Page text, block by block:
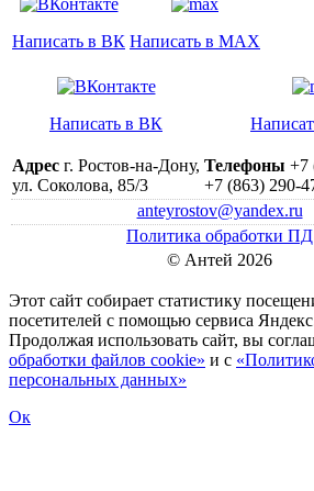
Написать в ВК Написать в MAX
Написать в ВК
Адрес г. Ростов-на-Дону,
ул. Соколова, 85/3
Телефоны +7
+7 (863) 290-
anteyrostov@yandex.ru
Политика обработки ПД
© Антей 2026
Этот сайт собирает статистику
посетителей c помощью сервиса
Продолжая использовать сайт, вы
обработки файлов cookie» и с
персональных данных»
Ок